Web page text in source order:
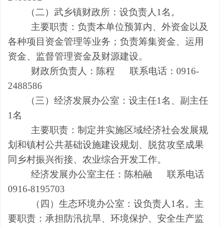
（二）武乡镇财政所：设负责人 1名。
主要职责：负责本单位预算内、外资金以及
各种项目资金管理等业务；负责筹集资金、运用
资金、监督管理资金及财源建设。
财政所负责人：陈程 联系电话：0916-
2488586
（三）经济发展办公室 ：设主任1名 、副主任
1名
主要职责：制定并实施区域经济社会发展规
划和镇村公共基础设施建设规划、脱贫攻坚成果
同乡村振兴衔接、 农业综合开发工作。
经济发展办公室主任：陈柏融 联系电话
0916-8195703
（四）生态环境办公室：设负责人 1名。 主
要职责：承担 防汛抗旱、环境保护、安全生产监